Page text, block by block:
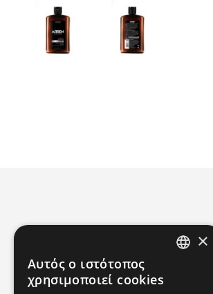
Χρήσιμοι Σύνδεσμοι
Επικοινωνία
×
Αυτός ο ιστότοπος
χρησιμοποιεί cookies